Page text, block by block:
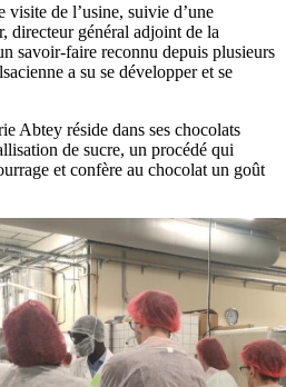
visite de l’usine, suivie d’une
directeur général adjoint de la
savoir-faire reconnu depuis plusieurs
a su se développer et se
Abtey réside dans ses chocolats
de sucre, un procédé qui
et confère au chocolat un goût